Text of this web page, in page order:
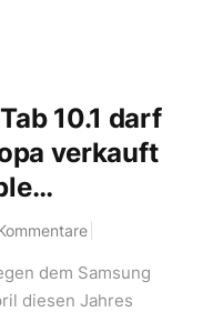
10.1 darf
verkauft
dem Samsung
diesen Jahres